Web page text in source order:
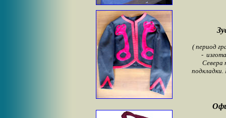
( период
-
Севера